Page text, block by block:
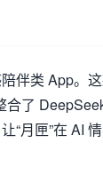
伴类 App。
了
“月匣”在 AI